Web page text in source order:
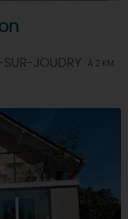
JOUDRY À 2 KM